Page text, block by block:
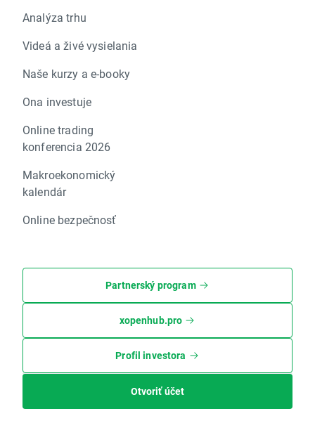
Analýza trhu
Videá a živé vysielania
Naše kurzy a e-booky
Ona investuje
Online trading
konferencia 2026
Makroekonomický
kalendár
Online bezpečnosť
Partnerský program
xopenhub.pro
Profil investora
Otvoriť účet